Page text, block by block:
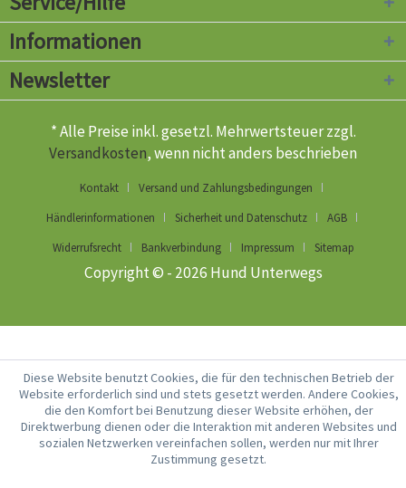
Informationen
Newsletter
* Alle Preise inkl. gesetzl. Mehrwertsteuer zzgl.
Versandkosten, wenn nicht anders beschrieben
Kontakt
Versand und Zahlungsbedingungen
Händlerinformationen
Sicherheit und Datenschutz
AGB
Widerrufsrecht
Bankverbindung Impressum Sitemap
Copyright © - 2026 Hund Unterwegs
Diese Website benutzt Cookies, die für den technischen Betrieb der
Website erforderlich sind und stets gesetzt werden. Andere Cookies,
die den Komfort bei Benutzung dieser Website erhöhen, der
Direktwerbung dienen oder die Interaktion mit anderen Websites und
sozialen Netzwerken vereinfachen sollen, werden nur mit Ihrer
Zustimmung gesetzt.